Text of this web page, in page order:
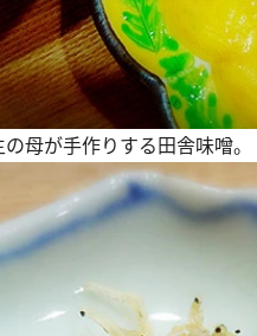
母が手作りする田舎味噌。